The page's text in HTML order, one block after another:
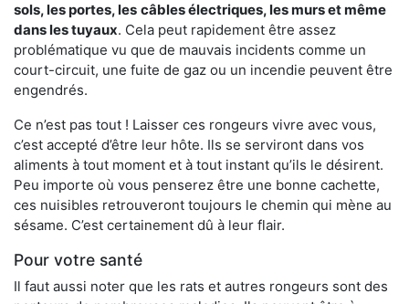
sols, les portes, les câbles électriques, les murs et même
dans les tuyaux. Cela peut rapidement être assez
problématique vu que de mauvais incidents comme un
court-circuit, une fuite de gaz ou un incendie peuvent être
engendrés.
Ce n’est pas tout ! Laisser ces rongeurs vivre avec vous,
c’est accepté d’être leur hôte. Ils se serviront dans vos
aliments à tout moment et à tout instant qu’ils le désirent.
Peu importe où vous penserez être une bonne cachette,
ces nuisibles retrouveront toujours le chemin qui mène au
sésame. C’est certainement dû à leur flair.
Pour votre santé
Il faut aussi noter que les rats et autres rongeurs sont des